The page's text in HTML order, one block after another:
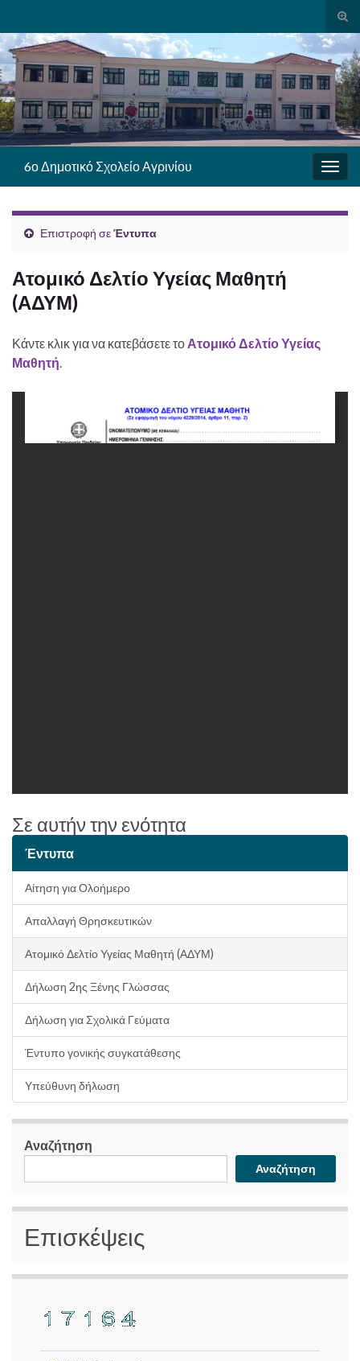
Search for:
6ο Δημοτικό Σχολείο Αγρινίου
Επιστροφή σεΈντυπα
Ατομικό Δελτίο Υγείας Μαθητή
(ΑΔΥΜ)
Κάντε κλικ για να κατεβάσετε το Ατομικό Δελτίο Υγείας
Μαθητή.
Σε αυτήν την ενότητα
Έντυπα
Αίτηση για Ολοήμερο
Απαλλαγή Θρησκευτικών
Ατομικό Δελτίο Υγείας Μαθητή (ΑΔΥΜ)
Δήλωση 2ης Ξένης Γλώσσας
Δήλωση για Σχολικά Γεύματα
Έντυπο γονικής συγκατάθεσης
Υπεύθυνη δήλωση
Αναζήτηση
Αναζήτηση
Επισκέψεις